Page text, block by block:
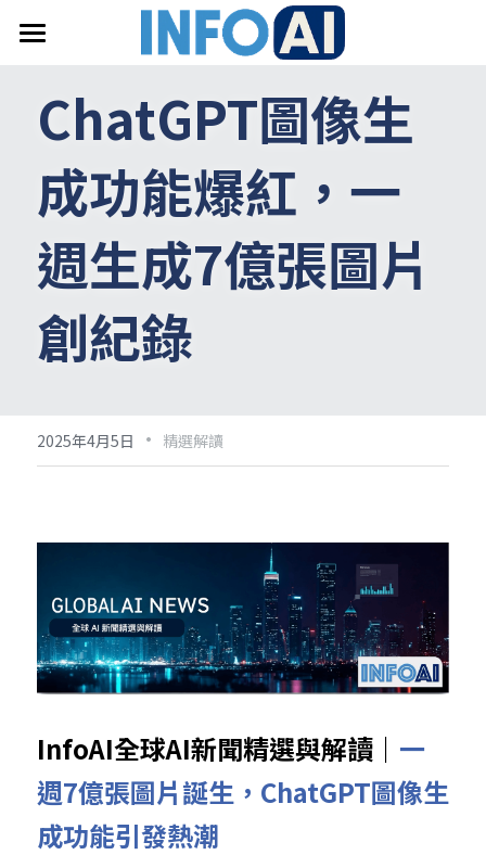
關於InfoAI
訂閱電子報
最新文章
搜索
email聯絡
ChatGPT圖像生
成功能爆紅，一
週生成7億張圖片
創紀錄
2025年4月5日 · 精選解讀
InfoAI全球AI新聞精選與解讀｜ 一
週7億張圖片誕生，ChatGPT圖像生
成功能引發熱潮